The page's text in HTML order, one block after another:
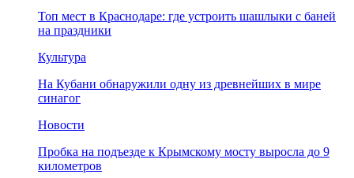
Топ мест в Краснодаре: где устроить шашлыки с баней
на праздники
Культура
На Кубани обнаружили одну из древнейших в мире
синагог
Новости
Пробка на подъезде к Крымскому мосту выросла до 9
километров